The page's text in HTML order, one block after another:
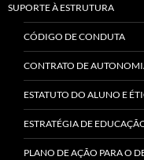
SUPORTE À ESTRUTURA
CÓDIGO DE CONDUTA
CONTRATO DE
ESTATUTO DO ALUNO E
ESTRATÉGIA DE
PLANO DE AÇÃO PARA O